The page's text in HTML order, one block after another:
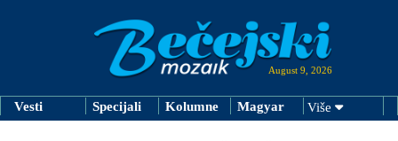
August 9, 2026
Vesti Specijali Kolumne Magyar Više